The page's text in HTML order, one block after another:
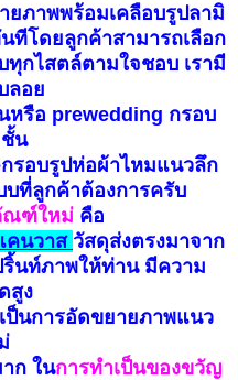
ยภาพพร้อมเคลือบรูปลามิ
ทีโดยลูกค้าสามารถเลือก
กไสตล์ตามใจชอบ เรามี
ลอย
หรือ prewedding กรอบ
น
รอบรูปห่อผ้าไหมแนวลึก
ที่ลูกค้าต้องการครับ
ณฑ์ใหม่คือ
คนวาส วัสดุส่งตรงมาจาก
ริ้นท์ภาพให้ท่าน มีความ
สูง
นการอัดขยายภาพแนว
ก ในการทำเป็นของขวัญ